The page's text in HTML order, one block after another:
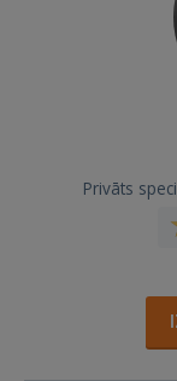
Privāts